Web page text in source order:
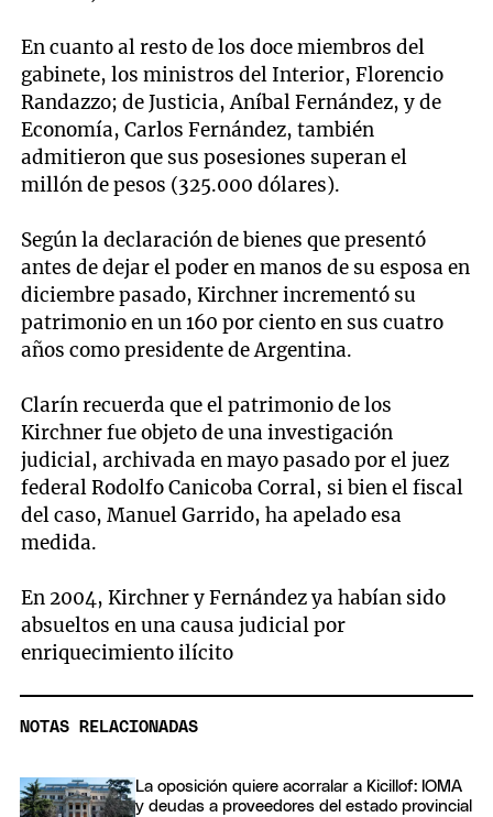
En cuanto al resto de los doce miembros del
gabinete, los ministros del Interior, Florencio
Randazzo; de Justicia, Aníbal Fernández, y de
Economía, Carlos Fernández, también
admitieron que sus posesiones superan el
millón de pesos (325.000 dólares).
Según la declaración de bienes que presentó
antes de dejar el poder en manos de su esposa en
diciembre pasado, Kirchner incrementó su
patrimonio en un 160 por ciento en sus cuatro
años como presidente de Argentina.
Clarín recuerda que el patrimonio de los
Kirchner fue objeto de una investigación
judicial, archivada en mayo pasado por el juez
federal Rodolfo Canicoba Corral, si bien el fiscal
del caso, Manuel Garrido, ha apelado esa
medida.
En 2004, Kirchner y Fernández ya habían sido
absueltos en una causa judicial por
enriquecimiento ilícito
NOTAS RELACIONADAS
La oposición quiere acorralar a Kicillof: IOMA
y deudas a proveedores del estado provincial